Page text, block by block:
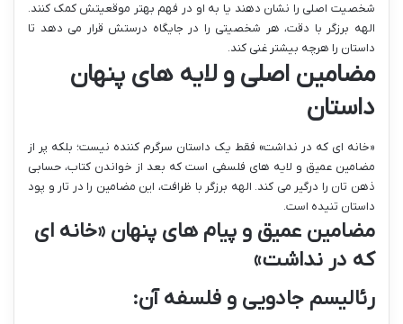
شخصیت اصلی را نشان دهند یا به او در فهم بهتر موقعیتش کمک کنند.
الهه برزگر با دقت، هر شخصیتی را در جایگاه درستش قرار می دهد تا
داستان را هرچه بیشتر غنی کند.
مضامین اصلی و لایه های پنهان
داستان
«خانه ای که در نداشت» فقط یک داستان سرگرم کننده نیست؛ بلکه پر از
مضامین عمیق و لایه های فلسفی است که بعد از خواندن کتاب، حسابی
ذهن تان را درگیر می کند. الهه برزگر با ظرافت، این مضامین را در تار و پود
داستان تنیده است.
مضامین عمیق و پیام های پنهان «خانه ای
که در نداشت»
رئالیسم جادویی و فلسفه آن: